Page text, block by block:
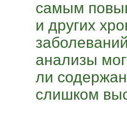
самым
и других
анализы
ли
слишком